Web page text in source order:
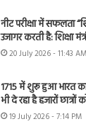
नीट परीक्षा में सफलता
उजागर करती है: शिक्षा
20 July 2026 - 11:43 AM
1715 में शुरू हुआ भारत
भी दे रहा है हजारों छात्रों
19 July 2026 - 7:14 PM